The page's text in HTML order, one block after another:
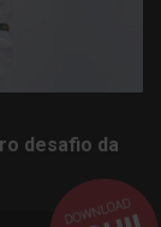
desafio da